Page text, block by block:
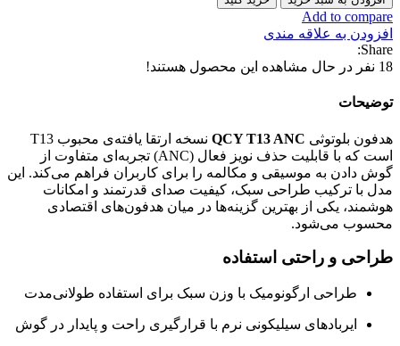
Add to compare
افزودن به علاقه مندی
Share:
18 نفر در حال مشاهده این محصول هستند!
توضیحات
هدفون بلوتوثی QCY T13 ANC
نسخه ارتقا یافته‌ی محبوب T13
است که با قابلیت حذف نویز فعال (ANC) تجربه‌ای متفاوت از
گوش دادن به موسیقی و مکالمه را برای کاربران فراهم می‌کند. این
مدل با ترکیب طراحی سبک، کیفیت صدای قدرتمند و امکانات
هوشمند، یکی از بهترین گزینه‌ها در میان هدفون‌های اقتصادی
محسوب می‌شود.
طراحی و راحتی استفاده
طراحی ارگونومیک با وزن سبک برای استفاده طولانی‌مدت
ایربادهای سیلیکونی نرم با قرارگیری راحت و پایدار در گوش